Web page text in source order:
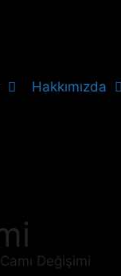
Hakkımızda
Değişimi